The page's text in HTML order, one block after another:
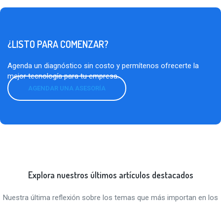
¿LISTO PARA COMENZAR?
Agenda un diagnóstico sin costo y permítenos ofrecerte la
mejor tecnología para tu empresa.
AGENDAR UNA ASESORÍA
Explora nuestros últimos artículos destacados
Nuestra última reflexión sobre los temas que más importan en los